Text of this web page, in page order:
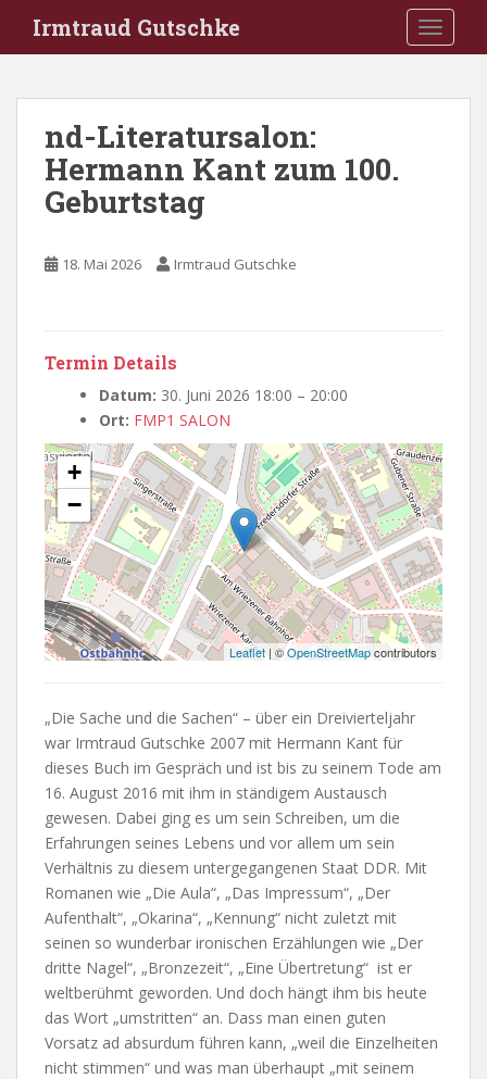
i
Irmtraud Gutschke
nd-Literatursalon:
Hermann Kant zum 100.
Geburtstag
18. Mai 2026 Irmtraud Gutschke
Termin Details
Datum: 30. Juni 2026 18:00 – 20:00
Ort: FMP1 SALON
+
−
Leaflet| ©OpenStreetMapcontributors
„Die Sache und die Sachen“ – über ein Dreivierteljahr
war Irmtraud Gutschke 2007 mit Hermann Kant für
dieses Buch im Gespräch und ist bis zu seinem Tode am
16. August 2016 mit ihm in ständigem Austausch
gewesen. Dabei ging es um sein Schreiben, um die
Erfahrungen seines Lebens und vor allem um sein
Verhältnis zu diesem untergegangenen Staat DDR. Mit
Romanen wie „Die Aula“, „Das Impressum“, „Der
Aufenthalt“, „Okarina“, „Kennung“ nicht zuletzt mit
seinen so wunderbar ironischen Erzählungen wie „Der
dritte Nagel“, „Bronzezeit“, „Eine Übertretung“ ist er
weltberühmt geworden. Und doch hängt ihm bis heute
das Wort „umstritten“ an. Dass man einen guten
Vorsatz ad absurdum führen kann, „weil die Einzelheiten
nicht stimmen“ und was man überhaupt „mit seinem